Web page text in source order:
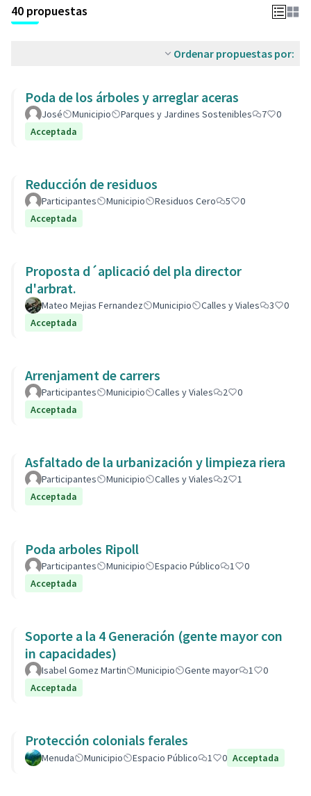
40 propuestas
Ordenar propuestas por:
Poda de los árboles y arreglar aceras
José Municipio Parques y Jardines Sostenibles 7
0
Acceptada
Reducción de residuos
Participantes Municipio Residuos Cero 5
0
Acceptada
Proposta d´aplicació del pla director
d'arbrat.
Mateo Mejias Fernandez Municipio Calles y Viales 3
0
Acceptada
Arrenjament de carrers
Participantes Municipio Calles y Viales 2
0
Acceptada
Asfaltado de la urbanización y limpieza riera
Participantes Municipio Calles y Viales 2
1
Acceptada
Poda arboles Ripoll
Participantes Municipio Espacio Público 1
0
Acceptada
Soporte a la 4 Generación (gente mayor con
in capacidades)
Isabel Gomez Martin Municipio Gente mayor 1
0
Acceptada
Protección colonials ferales
Menuda Municipio Espacio Público 1 0 Acceptada